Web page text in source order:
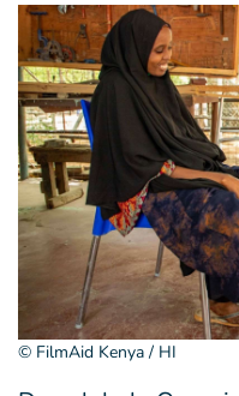
© FilmAid Kenya / HI